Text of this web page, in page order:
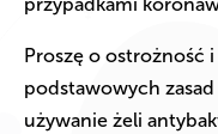
przypadkami
Proszę o ostrożność
podstawowych
używanie żeli